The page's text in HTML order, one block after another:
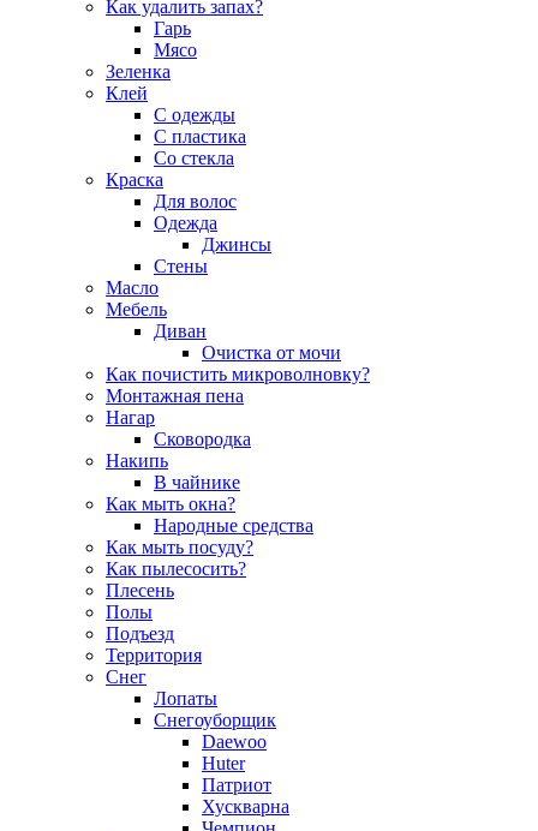
Как удалить запах?
Гарь
Мясо
Зеленка
Клей
С одежды
С пластика
Со стекла
Краска
Для волос
Одежда
Джинсы
Стены
Масло
Мебель
Диван
Очистка от мочи
Как почистить микроволновку?
Монтажная пена
Нагар
Сковородка
Накипь
В чайнике
Как мыть окна?
Народные средства
Как мыть посуду?
Как пылесосить?
Плесень
Полы
Подъезд
Территория
Снег
Лопаты
Снегоуборщик
Daewoo
Huter
Патриот
Хускварна